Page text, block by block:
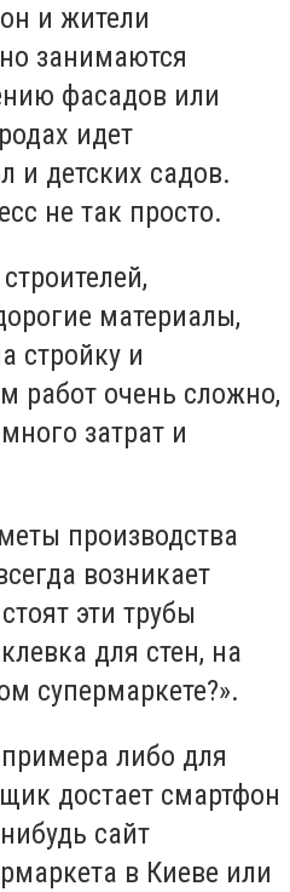
и жители
занимаются
фасадов или
идет
и детских садов.
не так просто.
материалы,
стройку и
работ очень сложно,
затрат и
производства
возникает
эти трубы
для стен, на
супермаркете?».
либо для
достает смартфон
сайт
в Киеве или